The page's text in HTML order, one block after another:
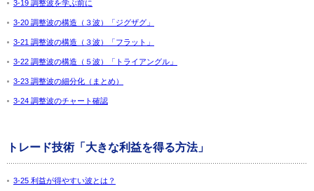
3-19 調整波を学ぶ前に
3-20 調整波の構造（３波）「ジグザグ」
3-21 調整波の構造（３波）「フラット」
3-22 調整波の構造（５波）「トライアングル」
3-23 調整波の細分化（まとめ）
3-24 調整波のチャート確認
トレード技術「大きな利益を得る方法」
3-25 利益が得やすい波とは？